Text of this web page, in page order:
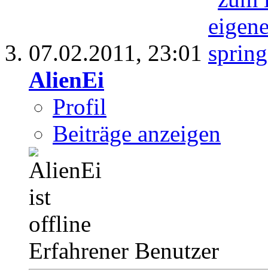
07.02.2011, 23:01
AlienEi
Profil
Beiträge anzeigen
Erfahrener Benutzer